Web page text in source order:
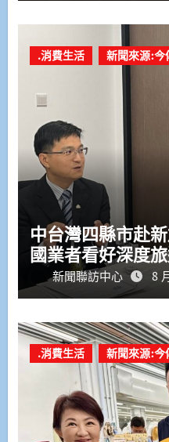
.消費生活 新聞來源:今
中台灣四縣市赴
國業者看好深度
新聞聯訪中心 8
.消費生活 新聞來源:今